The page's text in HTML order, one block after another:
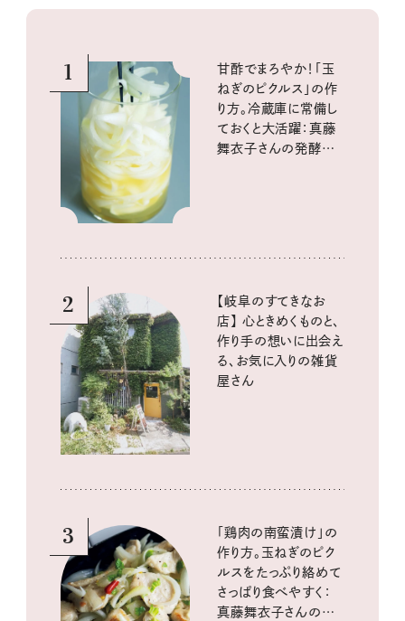
1
甘酢でまろやか！「玉
ねぎのピクルス」の作
り方。冷蔵庫に常備し
ておくと大活躍：真藤
舞衣子さんの発酵と
2
【岐阜のすてきなお
店】 心ときめくものと、
作り手の想いに出会え
る、お気に入りの雑貨
屋さん
3
「鶏肉の南蛮漬け」の
作り方。玉ねぎのピク
ルスをたっぷり絡めて
さっぱり食べやすく：
真藤舞衣子さんの発